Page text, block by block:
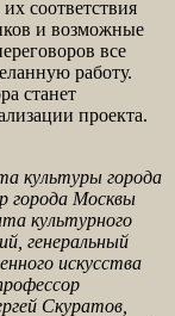
соответствия
и возможные
все
работу.
станет
проекта.
культуры города
города Москвы
культурного
генеральный
искусства
Скуратов,